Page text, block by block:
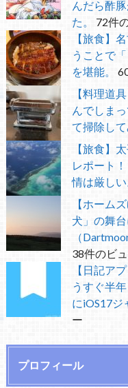
んだら酢
た。
72件
【旅食】
うことで
を堪能。
【料理道
んでしま
て掃除して
【旅食】
レポート
情は厳しい
【ホーム
犬」の舞
（
38件のビ
【日記ア
うすぐ半
にiOS17ジ
ー
プロフィール